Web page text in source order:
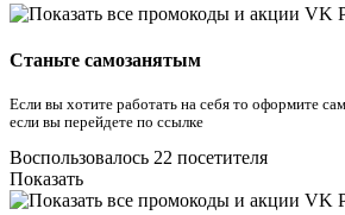
Станьте самозанятым
Если вы хотите работать на себя то оформите
если вы перейдете по ссылке
Воспользовалось 22 посетителя
Показать